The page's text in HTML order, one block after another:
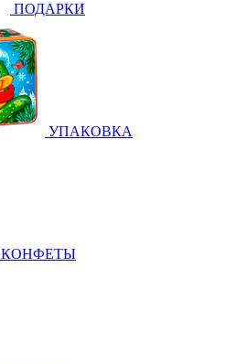
ПОДАРКИ
УПАКОВКА
КОНФЕТЫ